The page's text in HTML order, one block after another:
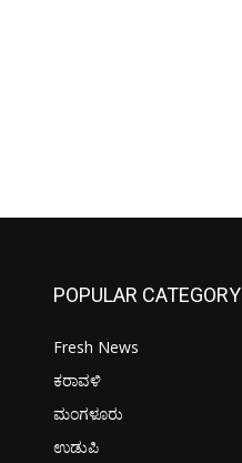
POPULAR CATEGORY
Fresh News
ಕರಾವಳಿ
ಮಂಗಳೂರು
ಉಡುಪಿ